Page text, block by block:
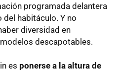
programada delantera
habitáculo. Y no
diversidad en
descapotables.
es ponerse a la altura de